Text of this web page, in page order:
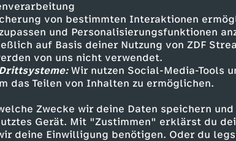
von bestimmten Interaktionen
und Personalisierungsfunktionen
auf Basis deiner Nutzung von ZDF
von uns nicht verwendet.
Wir nutzen Social-Media-Tools
das Teilen von Inhalten zu ermöglichen.
Zwecke wir deine Daten speichern
Gerät. Mit "Zustimmen" erklärst du
deine Einwilligung benötigen. Oder du
entdecken
aufschlussreich phoenix der